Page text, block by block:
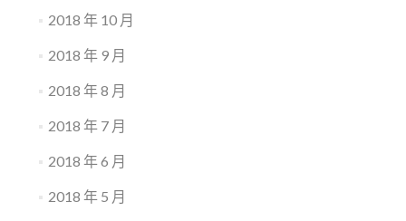
2018 年 10 月
2018 年 9 月
2018 年 8 月
2018 年 7 月
2018 年 6 月
2018 年 5 月